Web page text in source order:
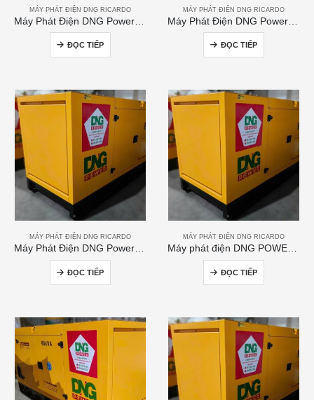
MÁY PHÁT ĐIỆN DNG RICARDO
ĐỌC TIẾP
MÁY PHÁT ĐIỆN DNG RICARDO
ĐỌC TIẾP
MÁY PHÁT ĐIỆN DNG RICARDO
Máy Phát Điện DNG Power 200kVA
ĐỌC TIẾP
MÁY PHÁT ĐIỆN DNG RICARDO
Máy phát điện DNG POWER 50kVA
ĐỌC TIẾP